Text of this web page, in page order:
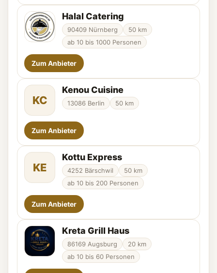
Halal Catering
90409 Nürnberg
50 km
ab 10 bis 1000 Personen
Zum Anbieter
KC
Kenou Cuisine
13086 Berlin 50 km
Zum Anbieter
KE
Kottu Express
4252 Bärschwil
50 km
ab 10 bis 200 Personen
Zum Anbieter
Kreta Grill Haus
86169 Augsburg
20 km
ab 10 bis 60 Personen